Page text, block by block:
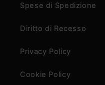
Spese di Spedizione
Diritto di Recesso
Privacy Policy
Cookie Policy